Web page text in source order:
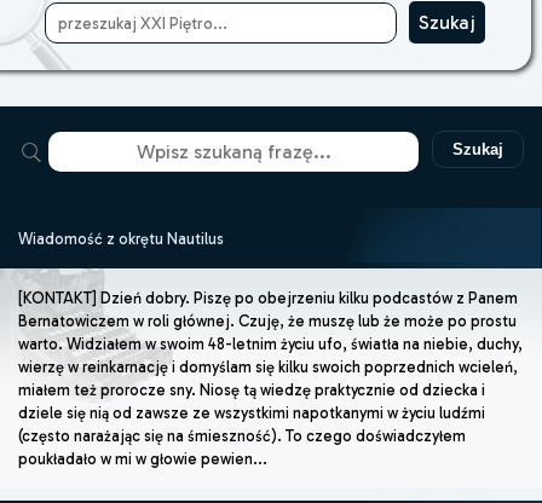
Szukaj
Wiadomość z okrętu Nautilus
[KONTAKT] Dzień dobry. Piszę po obejrzeniu kilku podcastów z Panem
Bernatowiczem w roli głównej. Czuję, że muszę lub że może po prostu
warto. Widziałem w swoim 48-letnim życiu ufo, światła na niebie, duchy,
wierzę w reinkarnację i domyślam się kilku swoich poprzednich wcieleń,
miałem też prorocze sny. Niosę tą wiedzę praktycznie od dziecka i
dziele się nią od zawsze ze wszystkimi napotkanymi w życiu ludźmi
(często narażając się na śmieszność). To czego doświadczyłem
poukładało w mi w głowie pewien...